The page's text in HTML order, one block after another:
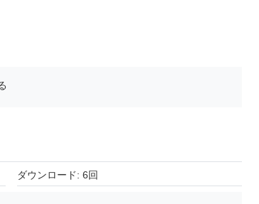
ダウンロード: 6回